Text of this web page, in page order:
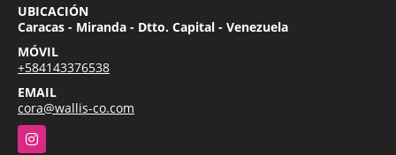
UBICACIÓN
Caracas - Miranda - Dtto. Capital - Venezuela
MÓVIL
+584143376538
EMAIL
cora@wallis-co.com
Instagram